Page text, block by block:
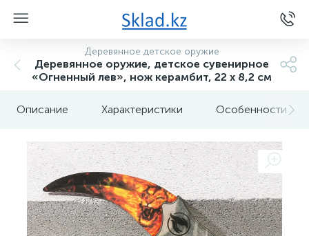
Деревянное детское оружие
Деревянное оружие, детское сувенирное
«Огненный лев», нож керамбит, 22 х 8,2 см
Описание Характеристики Особенности